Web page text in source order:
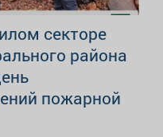
секторе
района
пожарной